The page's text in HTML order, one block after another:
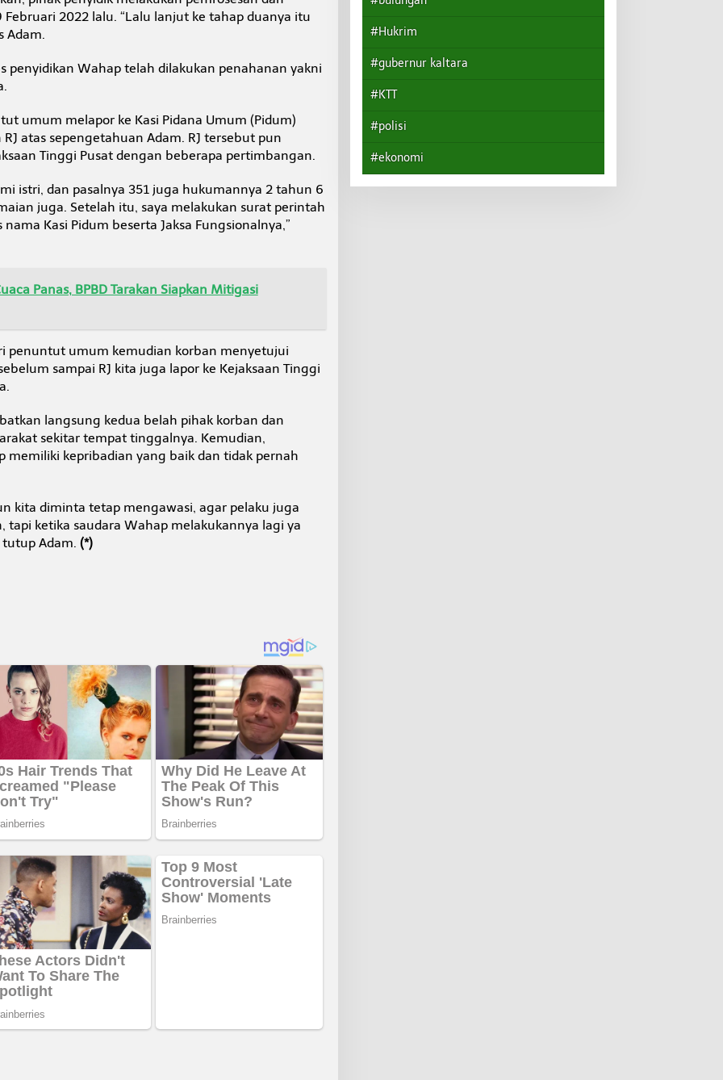
2022 lalu. “Lalu lanjut ke tahap duanya itu
Adam.
penyidikan Wahap telah dilakukan penahanan yakni
umum melapor ke Kasi Pidana Umum (Pidum)
atas sepengetahuan Adam. RJ tersebut pun
Tinggi Pusat dengan beberapa pertimbangan.
istri, dan pasalnya 351 juga hukumannya 2 tahun 6
juga. Setelah itu, saya melakukan surat perintah
Kasi Pidum beserta Jaksa Fungsionalnya,”
Panas, BPBD Tarakan Siapkan Mitigasi
penuntut umum kemudian korban menyetujui
sampai RJ kita juga lapor ke Kejaksaan Tinggi
langsung kedua belah pihak korban dan
sekitar tempat tinggalnya. Kemudian,
memiliki kepribadian yang baik dan tidak pernah
kita diminta tetap mengawasi, agar pelaku juga
tapi ketika saudara Wahap melakukannya lagi ya
Adam. (*)
#Hukrim
#gubernur kaltara
#KTT
#polisi
#ekonomi